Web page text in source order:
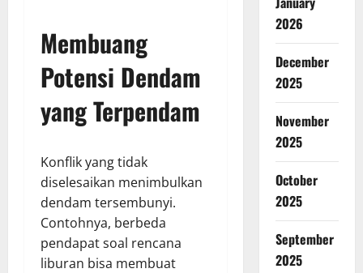
Membuang
Potensi Dendam
yang Terpendam
Konflik yang tidak
diselesaikan menimbulkan
dendam tersembunyi.
Contohnya, berbeda
pendapat soal rencana
liburan bisa membuat
2026
December
2025
November
2025
October
2025
September
2025